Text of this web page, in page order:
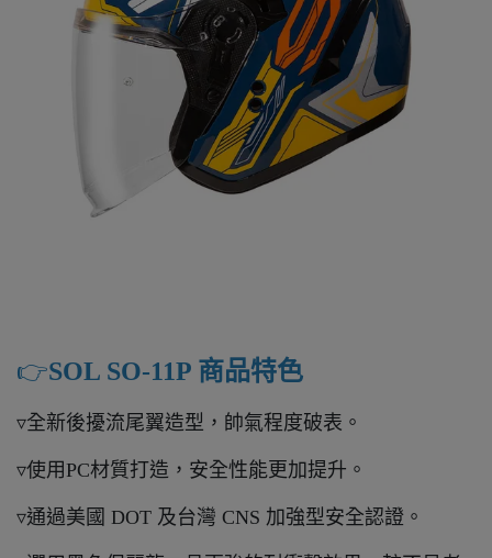
👉️SOL SO-11P 商品特色
▿全新後擾流尾翼造型，帥氣程度破表。
▿使用PC材質打造，安全性能更加提升。
▿通過美國 DOT 及台灣 CNS 加強型安全認證。